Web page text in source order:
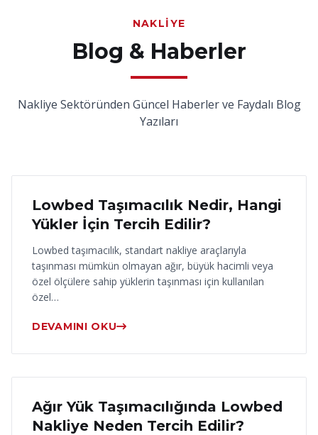
NAKLIYE
Blog & Haberler
Nakliye Sektöründen Güncel Haberler ve Faydalı Blog
Yazıları
18 Haziran 2026
Lowbed Taşımacılık Nedir, Hangi
Yükler İçin Tercih Edilir?
Lowbed taşımacılık, standart nakliye araçlarıyla
taşınması mümkün olmayan ağır, büyük hacimli veya
özel ölçülere sahip yüklerin taşınması için kullanılan
özel…
DEVAMINI OKU
17 Haziran 2026
Ağır Yük Taşımacılığında Lowbed
Nakliye Neden Tercih Edilir?